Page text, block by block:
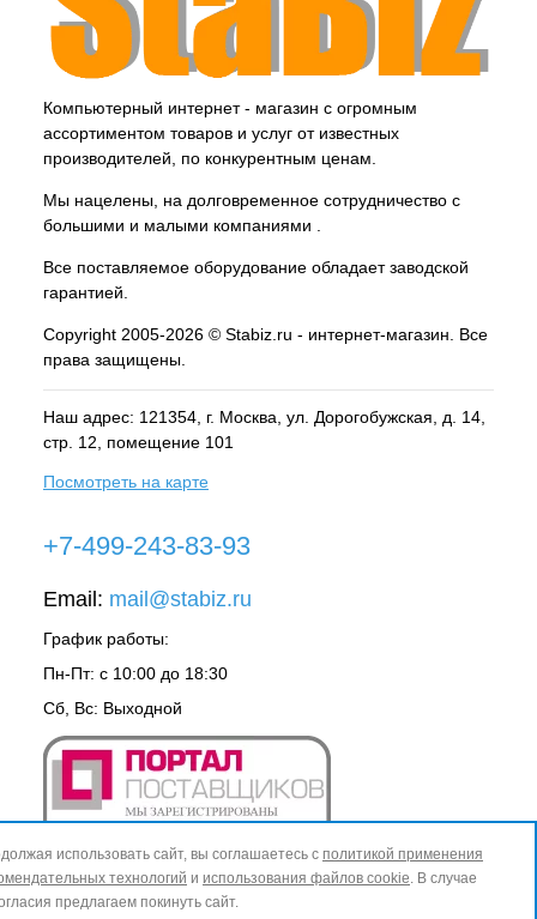
Компьютерный интернет - магазин с огромным
ассортиментом товаров и услуг от известных
производителей, по конкурентным ценам.
Мы нацелены, на долговременное сотрудничество с
большими и малыми компаниями .
Все поставляемое оборудование обладает заводской
гарантией.
Copyright 2005-2026 © Stabiz.ru - интернет-магазин. Все
права защищены.
Наш адрес: 121354, г. Москва , ул. Дорогобужская, д. 14,
стр. 12, помещение 101
Посмотреть на карте
+7-499-243-83-93
Email: mail@stabiz.ru
График работы:
Пн-Пт: с 10:00 до 18:30
Сб, Вс: Выходной
использовать сайт, вы соглашаетесь с политикой применения
технологий и использования файлов cookie. В случае
предлагаем покинуть сайт.